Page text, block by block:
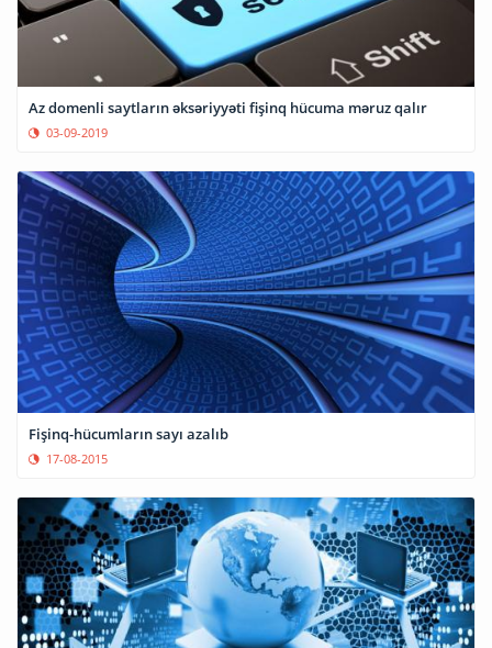
Az domenli saytların əksəriyyəti fişinq hücuma məruz qalır
03-09-2019
Fişinq-hücumların sayı azalıb
17-08-2015